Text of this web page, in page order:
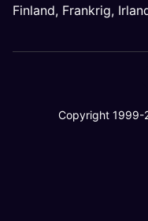
Finland, Frankrig,
Copyright 1999-